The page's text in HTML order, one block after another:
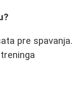
pre spavanja.